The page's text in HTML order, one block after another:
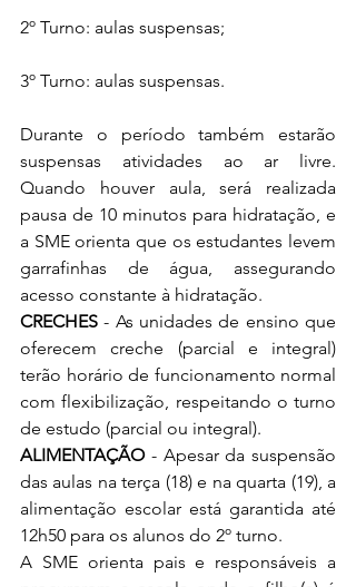
2º Turno: aulas suspensas;
3º Turno: aulas suspensas.
Durante o período também estarão
suspensas atividades ao ar livre.
Quando houver aula, será realizada
pausa de 10 minutos para hidratação, e
a SME orienta que os estudantes levem
garrafinhas de água, assegurando
acesso constante à hidratação.
CRECHES - As unidades de ensino que
oferecem creche (parcial e integral)
terão horário de funcionamento normal
com flexibilização, respeitando o turno
de estudo (parcial ou integral).
ALIMENTAÇÃO - Apesar da suspensão
das aulas na terça (18) e na quarta (19), a
alimentação escolar está garantida até
12h50 para os alunos do 2º turno.
A SME orienta pais e responsáveis a